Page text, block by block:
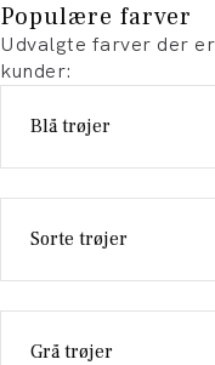
Populære farver
Udvalgte farver der
kunder:
Blå trøjer
Sorte trøjer
Grå trøjer